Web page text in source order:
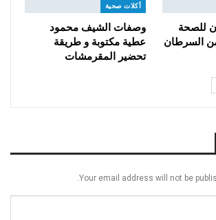
للصحة
من السرطان
أكلات صحية
وصفات الشيف محمود
عطية مكتوبة و طريقة
تحضير المقرمشات
Your email address will not be